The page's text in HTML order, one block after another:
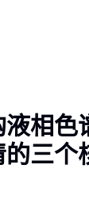
相色
三个